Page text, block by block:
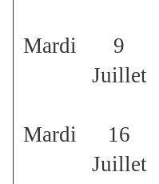
Mardi
9
Juillet
Mardi
16
Juillet